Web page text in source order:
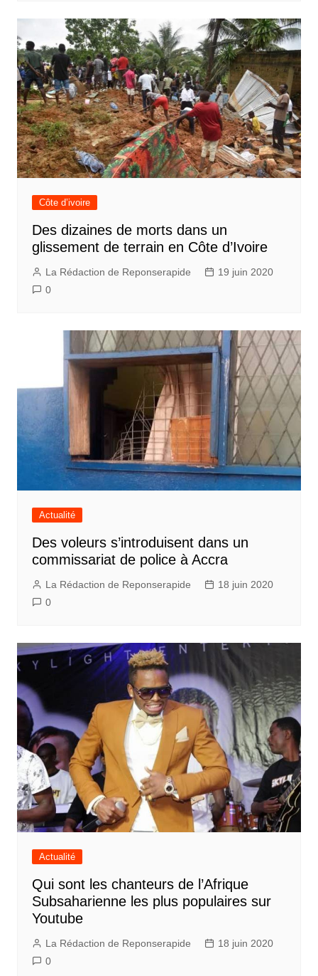
Côte d’ivoire
Des dizaines de morts dans un
glissement de terrain en Côte d’Ivoire
La Rédaction de Reponserapide
19 juin 2020
0
Actualité
Des voleurs s’introduisent dans un
commissariat de police à Accra
La Rédaction de Reponserapide
18 juin 2020
0
Actualité
Qui sont les chanteurs de l’Afrique
Subsaharienne les plus populaires sur
Youtube
La Rédaction de Reponserapide
18 juin 2020
0